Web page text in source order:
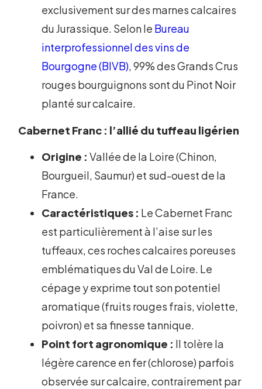
exclusivement sur des marnes calcaires
du Jurassique. Selon le Bureau
interprofessionnel des vins de
Bourgogne (BIVB), 99% des Grands Crus
rouges bourguignons sont du Pinot Noir
planté sur calcaire.
Cabernet Franc : l’allié du tuffeau ligérien
Origine : Vallée de la Loire (Chinon,
Bourgueil, Saumur) et sud-ouest de la
France.
Caractéristiques : Le Cabernet Franc
est particulièrement à l’aise sur les
tuffeaux, ces roches calcaires poreuses
emblématiques du Val de Loire. Le
cépage y exprime tout son potentiel
aromatique (fruits rouges frais, violette,
poivron) et sa finesse tannique.
Point fort agronomique : Il tolère la
légère carence en fer (chlorose) parfois
observée sur calcaire, contrairement par